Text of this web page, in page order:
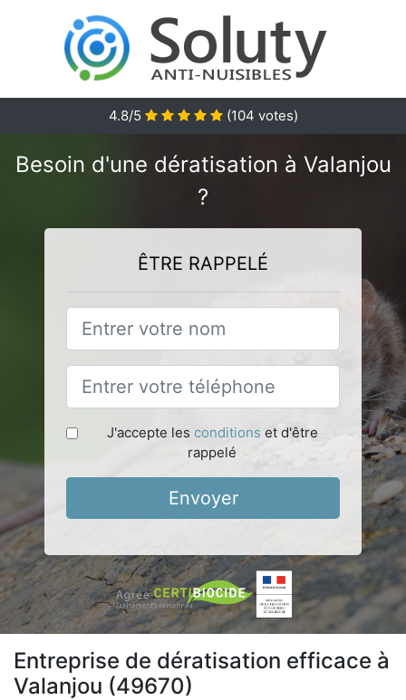
4.8/5 (104 votes)
Besoin d'une dératisation à Valanjou
?
ÊTRE RAPPELÉ
J'accepte les conditions et d'être
rappelé
Envoyer
Entreprise de dératisation efficace à
Valanjou (49670)